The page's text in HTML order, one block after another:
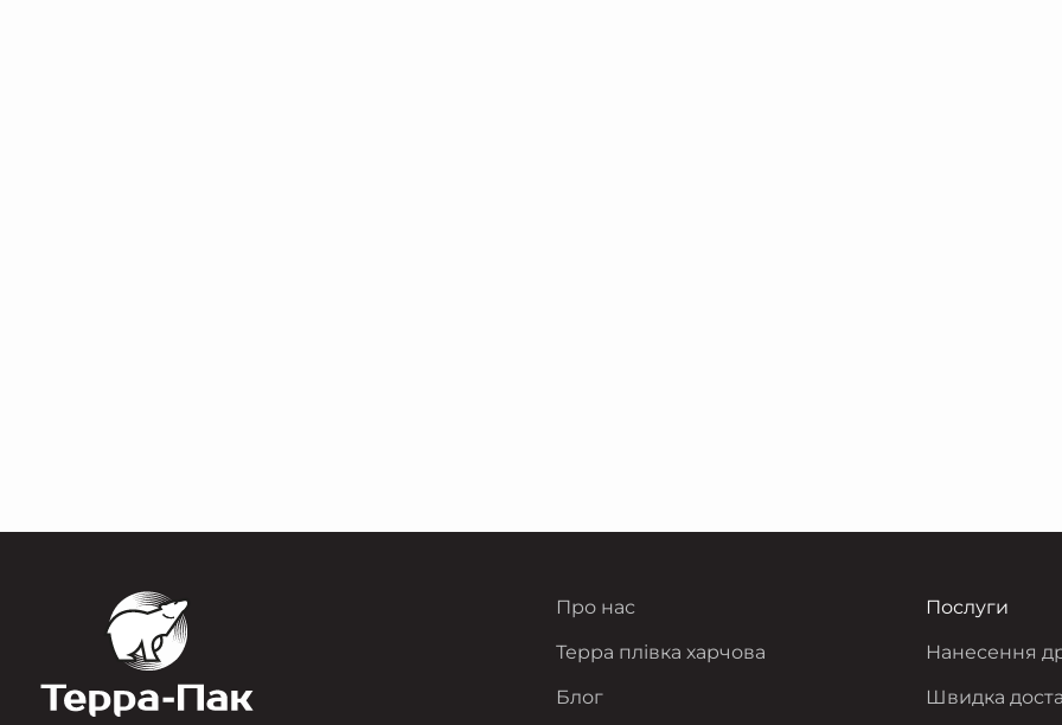
Про нас
Терра плівка харчова
Блог
Послуги
Нанесення
Швидка